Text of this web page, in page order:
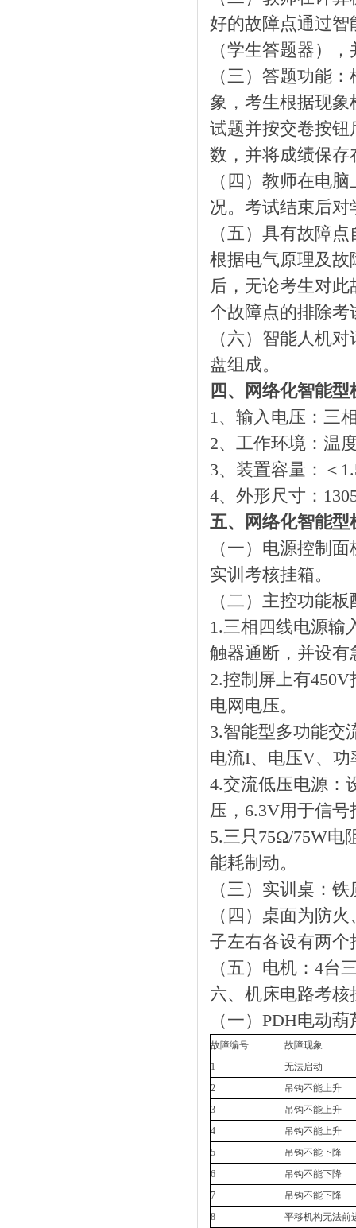
好的故障点通过
（学生答题器）
（三）答题功能
象，考生根据现
试题并按交卷按
数，并将成绩保
（四）教师在电
况。考试结束后
（五）具有故障
根据电气原理及
后，无论考生对
个故障点的排除考
（六）智能人机
盘组成。
四、网络化智能
1、输入电压：三
2、工作环境：温
3、装置容量：＜
4、外形尺寸：
五、网络化智能
（一）电源控制
实训考核挂箱。
（二）主控功能
1.三相四线电源输
触器通断，并设
2.控制屏上有
电网电压。
3.智能型多功能交
电流I、电压V、功
4.交流低压电源：
压，6.3V用于信
5.三只75Ω/75W电
能耗制动。
（三）实训桌：
（四）桌面为防
子左右各设有两
（五）电机：4台
六、机床电路考核
（一）PDH电动
故障编号
故障现象
1
无法启动
2
吊钩不能上升
3
吊钩不能上升
4
吊钩不能上升
5
吊钩不能下降
6
吊钩不能下降
7
吊钩不能下降
8
平移机构无法前